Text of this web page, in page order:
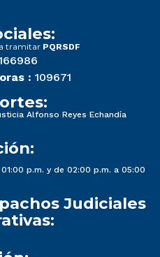
tramitar PQRSDF
: 109671
Alfonso Reyes Echandía
p.m. y de 02:00 p.m. a 05:00
Judiciales